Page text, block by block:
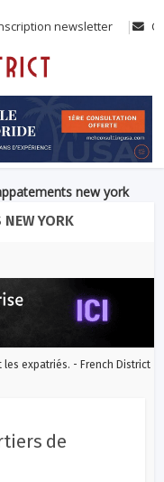
newsletter
new york
NEW YORK
expatriés. - French District
de